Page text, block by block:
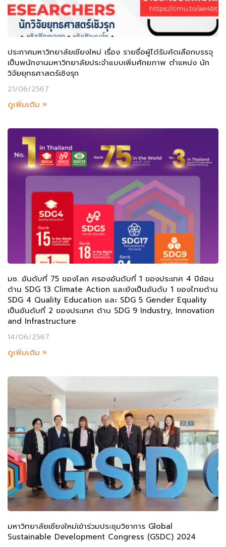
ประกาศมหาวิทยาลัยเชียงใหม่ เรื่อง รายชื่อผู้ได้รับคัดเลือกบรรจุ
เป็นพนักงานมหาวิทยาลัยประจำแบบเพิ่มศักยภาพ ตำแหน่ง นัก
วิจัยยุทธศาสตร์เชิงรุก
21/06/2567
ดูเพิ่มเติม »
มช. อันดับที่ 75 ของโลก ครองอันดับที่ 1 ของประเทศ 4 ปีซ้อน
ด้าน SDG 13 Climate Action และยังเป็นอันดับ 1 ของไทยด้าน
SDG 4 Quality Education และ SDG 5 Gender Equality
เป็นอันดับที่ 2 ของประเทศ ด้าน SDG 9 Industry, Innovation
and Infrastructure
14/06/2567
ดูเพิ่มเติม »
มหาวิทยาลัยเชียงใหม่เข้าร่วมประชุมวิชาการ Global
Sustainable Development Congress (GSDC) 2024